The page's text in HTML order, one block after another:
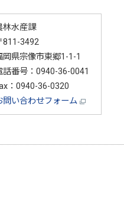
林水産課
811-3492
岡県宗像市東郷1-1-1
話番号： 0940-36-0041
：0940-36-0320
問い合わせフォーム